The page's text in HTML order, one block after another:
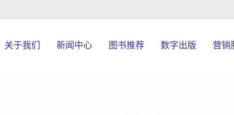
关于我们 新闻中心 图书推荐 数字出版 营销